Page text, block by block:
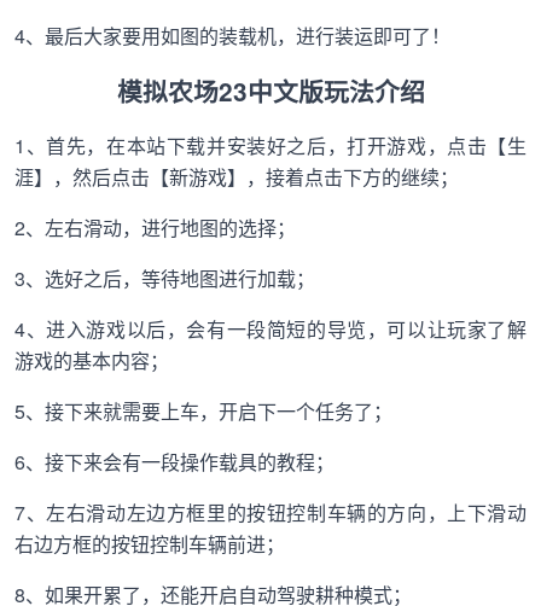
4、最后大家要用如图的装载机，进行装运即可了！
模拟农场23中文版玩法介绍
1、首先，在本站下载并安装好之后，打开游戏，点击【生
涯】，然后点击【新游戏】，接着点击下方的继续；
2、左右滑动，进行地图的选择；
3、选好之后，等待地图进行加载；
4、进入游戏以后，会有一段简短的导览，可以让玩家了解
游戏的基本内容；
5、接下来就需要上车，开启下一个任务了；
6、接下来会有一段操作载具的教程；
7、左右滑动左边方框里的按钮控制车辆的方向，上下滑动
右边方框的按钮控制车辆前进；
8、如果开累了，还能开启自动驾驶耕种模式；